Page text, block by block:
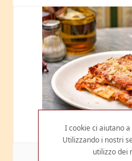
CANNELLONI DI
I cookie ci aiutano
Utilizzando i nostri
utilizzo dei